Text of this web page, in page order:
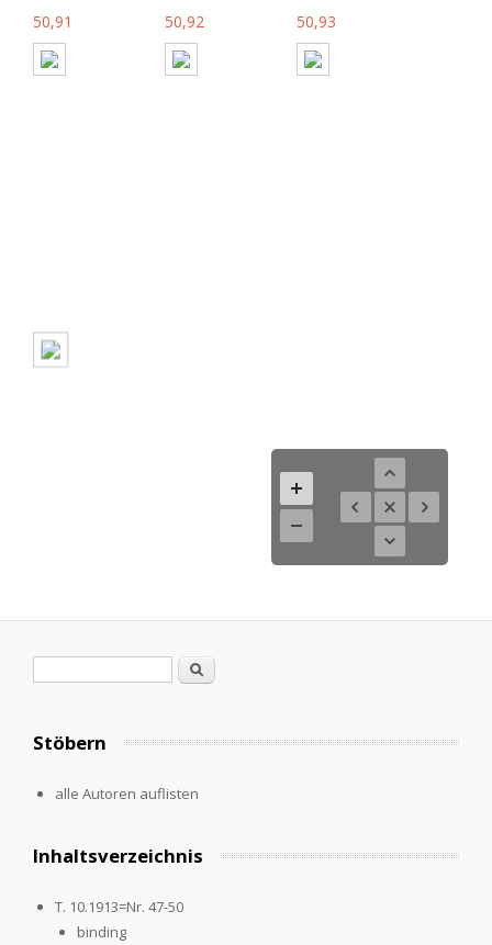
50,91
50,92
50,93
Suche
Stöbern
alle Autoren auflisten
Inhaltsverzeichnis
T. 10.1913=Nr. 47-50
binding